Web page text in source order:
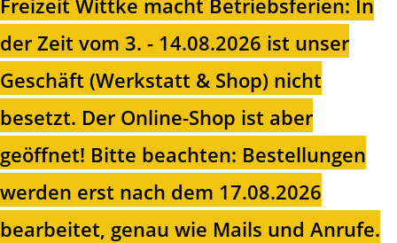
der Zeit vom 3. - 14.08.2026 ist unser
Geschäft (Werkstatt & Shop) nicht
besetzt. Der Online-Shop ist aber
geöffnet! Bitte beachten: Bestellungen
werden erst nach dem 17.08.2026
bearbeitet, genau wie Mails und Anrufe.